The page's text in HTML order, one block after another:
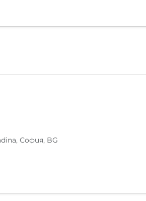
София, BG